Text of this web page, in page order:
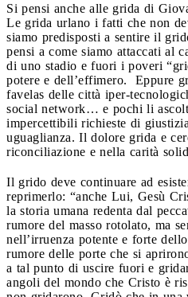
Si pensi anche alle grida di
Le grida urlano i fatti che non
siamo predisposti a sentire il
pensi a come siamo attaccati al
di uno stadio e fuori i poveri
potere e dell’effimero. Eppure
favelas delle città iper-
social network… e pochi li
impercettibili richieste di
uguaglianza. Il dolore grida e
riconciliazione e nella carità
Il grido deve continuare ad
reprimerlo: “anche Lui, Gesù
la storia umana redenta dal
rumore del masso rotolato, ma
nell’irruenza potente e forte
rumore delle porte che si
a tal punto di uscire fuori e
angoli del mondo che Cristo è